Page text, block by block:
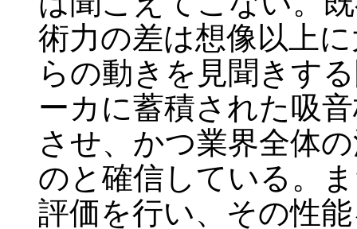
術力の差は想像以上
らの動きを見聞きす
ーカに蓄積された吸
させ、かつ業界全体
のと確信している。
評価を行い、その性